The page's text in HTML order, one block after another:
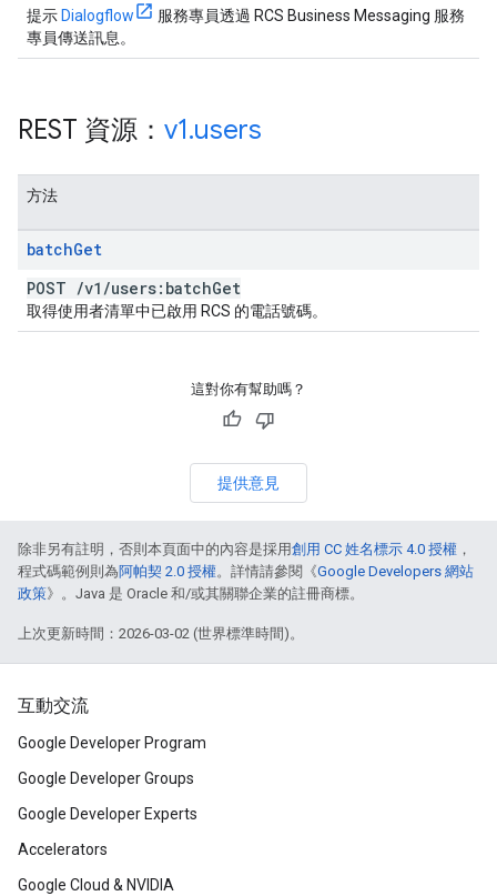
提示 Dialogflow
服務專員透過 RCS Business Messaging 服務
專員傳送訊息。
REST 資源： v1.users
方法
batchGet
POST /v1 /users:batchGet
取得使用者清單中已啟用 RCS 的電話號碼。
這對你有幫助嗎？
提供意見
除非另有註明，否則本頁面中的內容是採用創用 CC 姓名標示 4.0 授權 ，
程式碼範例則為阿帕契 2.0 授權。詳情請參閱《Google Developers 網站
政策》。Java 是 Oracle 和/或其關聯企業的註冊商標。
上次更新時間：2026-03-02 (世界標準時間)。
互動交流
Google Developer Program
Google Developer Groups
Google Developer Experts
Accelerators
Google Cloud & NVIDIA